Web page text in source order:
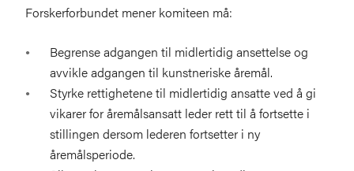
Forskerforbundet mener komiteen må:
Begrense adgangen til midlertidig ansettelse og
avvikle adgangen til kunstneriske åremål.
Styrke rettighetene til midlertidig ansatte ved å gi
vikarer for åremålsansatt leder rett til å fortsette i
stillingen dersom lederen fortsetter i ny
åremålsperiode.